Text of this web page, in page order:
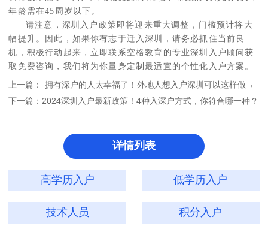
年龄需在45周岁以下。
请注意，深圳入户政策即将迎来重大调整，门槛预计将大
幅提升。因此，如果你有志于迁入深圳，请务必抓住当前良
机，积极行动起来，立即联系空格教育的专业深圳入户顾问获
取免费咨询，我们将为你量身定制最适宜的个性化入户方案。
上一篇：拥有深户的人太幸福了！外地人想入户深圳可以这样做→
下一篇： 2024深圳入户最新政策！4种入深户方式，你符合哪一种？
详情列表
高学历入户 低学历入户
技术人员 积分入户